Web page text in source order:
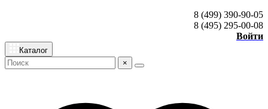
8 (499) 390-90-05
8 (495) 295-00-08
Войти
Каталог
×